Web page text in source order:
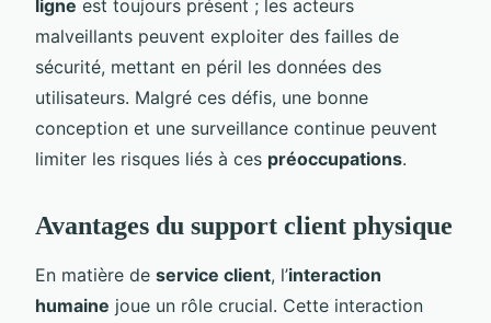
ligne est toujours présent ; les acteurs
malveillants peuvent exploiter des failles de
sécurité, mettant en péril les données des
utilisateurs. Malgré ces défis, une bonne
conception et une surveillance continue peuvent
limiter les risques liés à ces préoccupations.
Avantages du support client physique
En matière de service client, l’interaction
humaine joue un rôle crucial. Cette interaction